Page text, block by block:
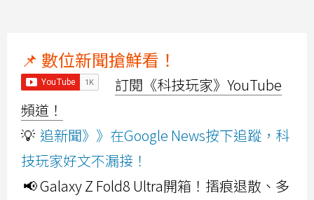
📌 數位新聞搶鮮看！
訂閱《科技玩家》YouTube
頻道！
💡 追新聞》》在Google News按下追蹤，科
技玩家好文不漏接！
📢 Galaxy Z Fold8 Ultra開箱！摺痕退散、多